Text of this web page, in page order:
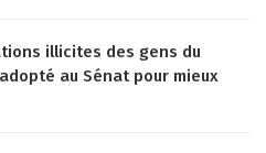
illicites des gens du
au Sénat pour mieux